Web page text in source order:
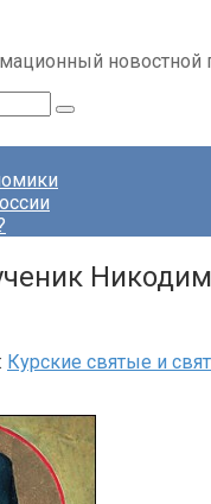
новостной
Никодим
Курские святые и